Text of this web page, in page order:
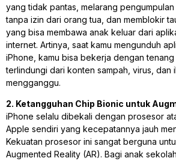
yang tidak pantas, melarang
tanpa izin dari orang tua, dan memblokir
yang bisa membawa anak keluar dari
internet. Artinya, saat kamu mengunduh
iPhone, kamu bisa bekerja dengan
terlindungi dari konten sampah, virus, dan
mengganggu.
2. Ketangguhan Chip Bionic untuk
iPhone selalu dibekali dengan prosesor
Apple sendiri yang kecepatannya jauh
Kekuatan prosesor ini sangat berguna
Augmented Reality (AR). Bagi anak